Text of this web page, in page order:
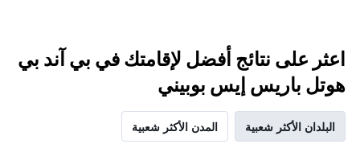
اعثر على نتائج أفضل لإقامتك في بي آند بي
هوتل باريس إيس بوبيني
البلدان الأكثر شعبية المدن الأكثر شعبية